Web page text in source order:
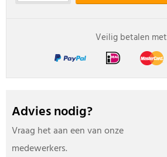
Veilig betalen met
Advies nodig?
Vraag het aan een van onze
medewerkers.